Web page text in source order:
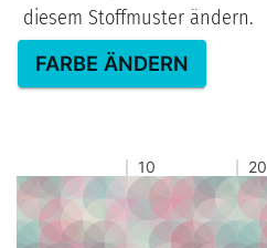
diesem Stoffmuster ändern.
FARBE ÄNDERN